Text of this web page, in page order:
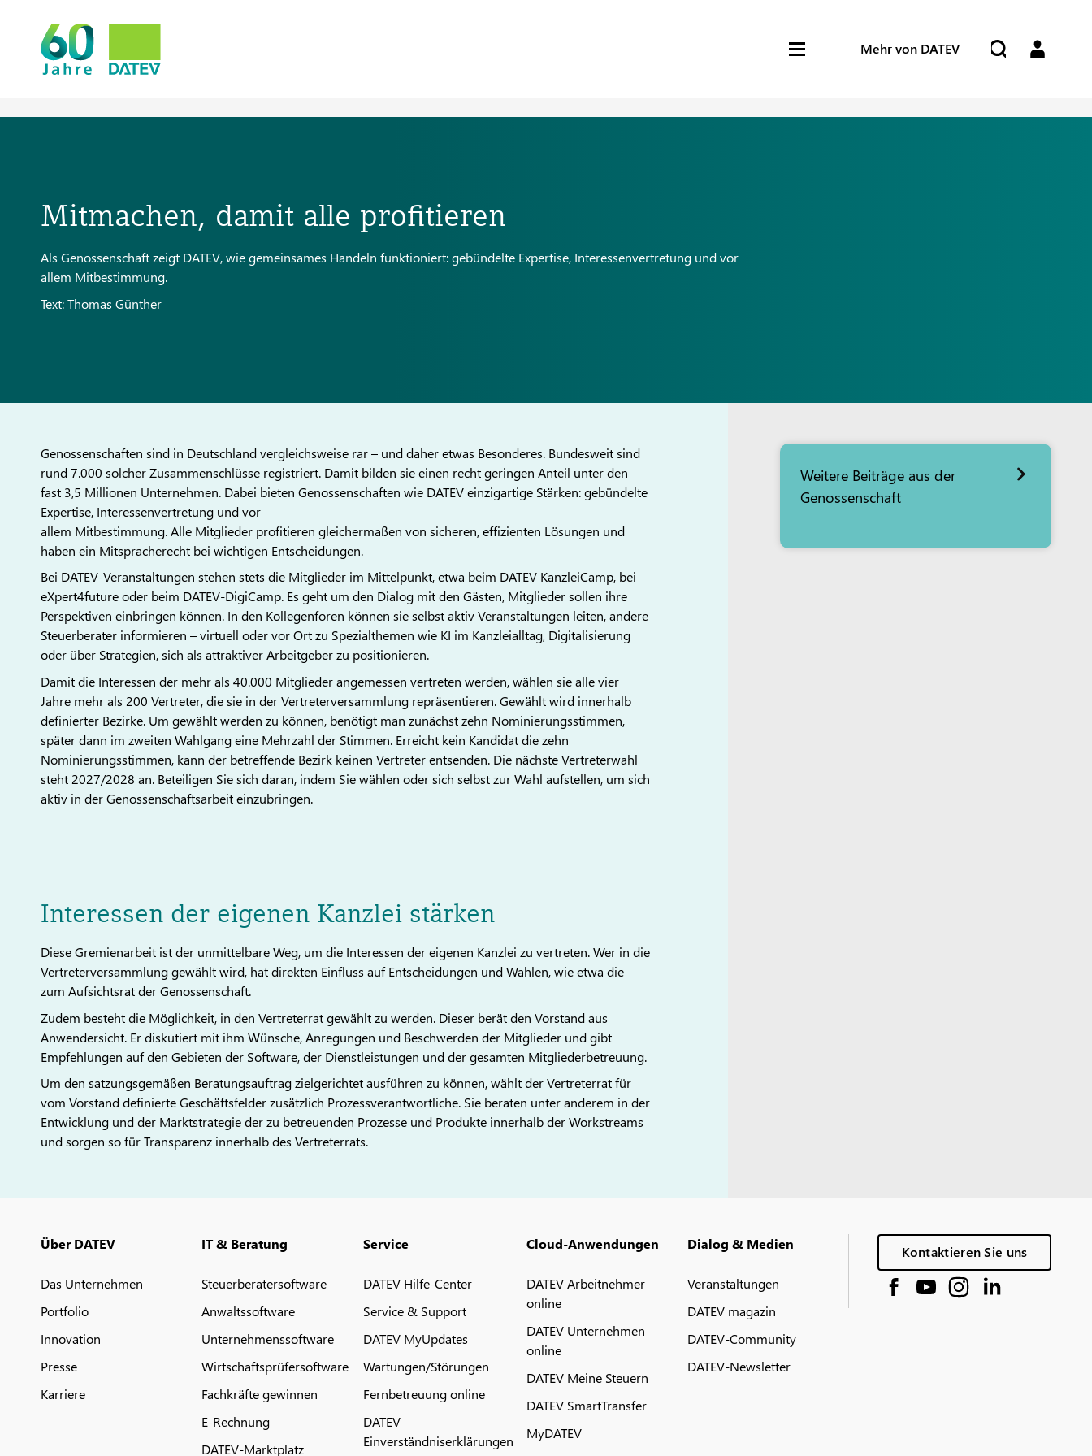
Mehr von DATEV
Mitmachen, damit alle profitieren
Als Genossenschaft zeigt DATEV, wie gemeinsames Handeln funktioniert: gebündelte Expertise, Interessenvertretung und vor
allem Mitbestimmung.
Text: Thomas Günther
Genossenschaften sind in Deutschland vergleichsweise rar – und daher etwas Besonderes. Bundesweit sind
rund 7.000 solcher Zusammenschlüsse registriert. Damit bilden sie einen recht geringen Anteil unter den
fast 3,5 Millionen Unternehmen. Dabei bieten Genossenschaften wie DATEV einzigartige Stärken: gebündelte
Expertise, Interessenvertretung und vor
allem Mitbestimmung. Alle Mitglieder profitieren gleichermaßen von sicheren, effizienten Lösungen und
haben ein Mitspracherecht bei wichtigen Entscheidungen.
Bei DATEV-Veranstaltungen stehen stets die Mitglieder im Mittelpunkt, etwa beim DATEV KanzleiCamp, bei
eXpert4future oder beim DATEV-DigiCamp. Es geht um den Dialog mit den Gästen, Mitglieder sollen ihre
Perspektiven einbringen können. In den Kollegenforen können sie selbst aktiv Veranstaltungen leiten, andere
Steuerberater informieren – virtuell oder vor Ort zu Spezialthemen wie KI im Kanzleialltag, Digitalisierung
oder über Strategien, sich als attraktiver Arbeitgeber zu positionieren.
Damit die Interessen der mehr als 40.000 Mitglieder angemessen vertreten werden, wählen sie alle vier
Jahre mehr als 200 Vertreter, die sie in der Vertreterversammlung repräsentieren. Gewählt wird innerhalb
definierter Bezirke. Um gewählt werden zu können, benötigt man zunächst zehn Nominierungsstimmen,
später dann im zweiten Wahlgang eine Mehrzahl der Stimmen. Erreicht kein Kandidat die zehn
Nominierungsstimmen, kann der betreffende Bezirk keinen Vertreter entsenden. Die nächste Vertreterwahl
steht 2027/2028 an. Beteiligen Sie sich daran, indem Sie wählen oder sich selbst zur Wahl aufstellen, um sich
aktiv in der Genossenschaftsarbeit einzubringen.
Interessen der eigenen Kanzlei stärken
Diese Gremienarbeit ist der unmittelbare Weg, um die Interessen der eigenen Kanzlei zu vertreten. Wer in die
Vertreterversammlung gewählt wird, hat direkten Einfluss auf Entscheidungen und Wahlen, wie etwa die
zum Aufsichtsrat der Genossenschaft.
Zudem besteht die Möglichkeit, in den Vertreterrat gewählt zu werden. Dieser berät den Vorstand aus
Anwendersicht. Er diskutiert mit ihm Wünsche, Anregungen und Beschwerden der Mitglieder und gibt
Empfehlungen auf den Gebieten der Software, der Dienstleistungen und der gesamten Mitgliederbetreuung.
Um den satzungsgemäßen Beratungsauftrag zielgerichtet ausführen zu können, wählt der Vertreterrat für
vom Vorstand definierte Geschäftsfelder zusätzlich Prozessverantwortliche. Sie beraten unter anderem in der
Entwicklung und der Marktstrategie der zu betreuenden Prozesse und Produkte innerhalb der Workstreams
und sorgen so für Transparenz innerhalb des Vertreterrats.
Weitere Beiträge aus der
Genossenschaft
Über DATEV
Das Unternehmen
Portfolio
Innovation
Presse
Karriere
IT & Beratung
Steuerberatersoftware
Anwaltssoftware
Unternehmenssoftware
Wirtschaftsprüfersoftware
Fachkräfte gewinnen
E-Rechnung
DATEV-Marktplatz
Service
DATEV Hilfe-Center
Service & Support
DATEV MyUpdates
Wartungen/Störungen
Fernbetreuung online
DATEV
Einverständniserklärungen
Cloud-Anwendungen
DATEV Arbeitnehmer
online
DATEV Unternehmen
online
DATEV Meine Steuern
DATEV SmartTransfer
MyDATEV
Dialog & Medien
Veranstaltungen
DATEV magazin
DATEV-Community
DATEV-Newsletter
Kontaktieren Sie uns